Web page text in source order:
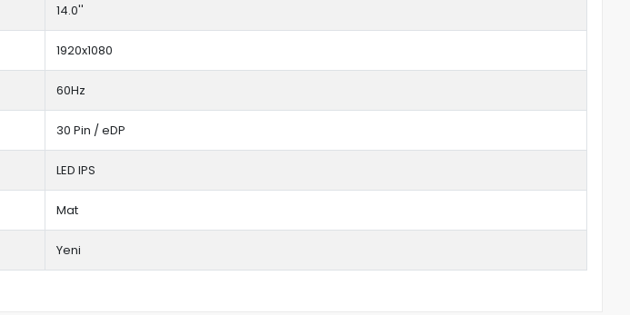
14.0''
1920x1080
60Hz
30 Pin / eDP
LED IPS
Mat
Yeni